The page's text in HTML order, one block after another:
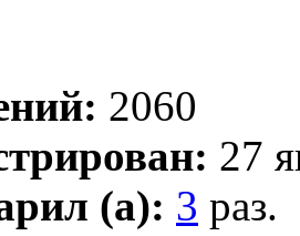
2060
27
(а): 3 раз.